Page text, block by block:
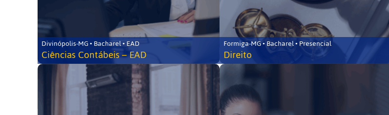
Divinópolis-MG • Bacharel • EAD
Ciências Contábeis – EAD
Formiga-MG • Bacharel • Presencial
Direito